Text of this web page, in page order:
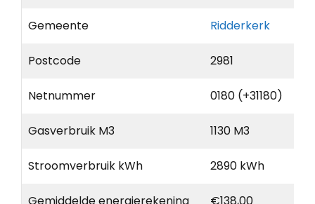
Gemeente Ridderkerk
Postcode 2981
Netnummer 0180 (+31180)
Gasverbruik M3 1130 M3
Stroomverbruik kWh 2890 kWh